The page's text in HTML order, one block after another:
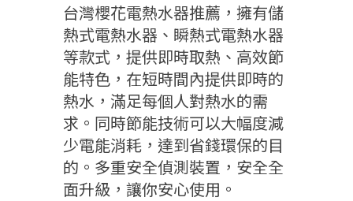
SAKURA AWARDS
台灣櫻花電熱水器推薦，擁有儲
熱式電熱水器、瞬熱式電熱水器
等款式，提供即時取熱、高效節
能特色，在短時間內提供即時的
熱水，滿足每個人對熱水的需
求。同時節能技術可以大幅度減
少電能消耗，達到省錢環保的目
的。多重安全偵測裝置，安全全
面升級，讓你安心使用。